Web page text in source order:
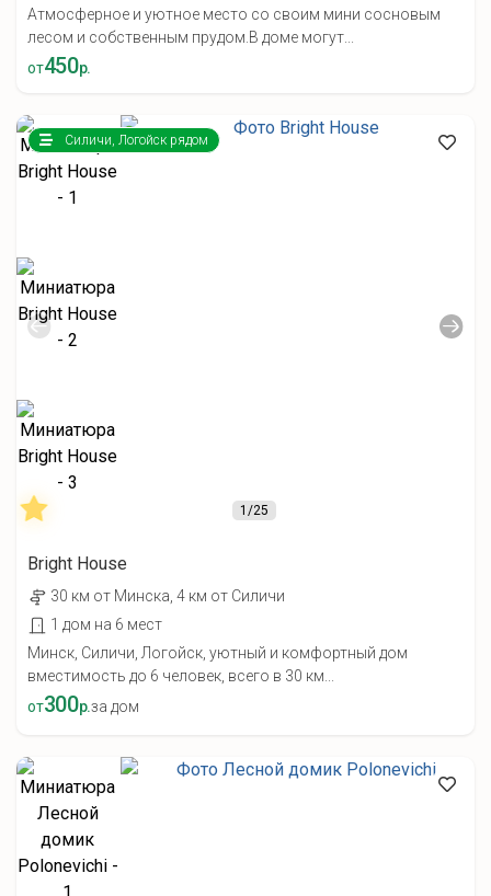
Атмосферное и уютное место со своим мини сосновым
лесом и собственным прудом.В доме могут...
от450р.
1/25
Силичи, Логойск рядом
Bright House
30 км от Минска, 4 км от Силичи
1 дом на 6 мест
Минск, Силичи, Логойск, уютный и комфортный дом
вместимость до 6 человек, всего в 30 км...
от300р.за дом